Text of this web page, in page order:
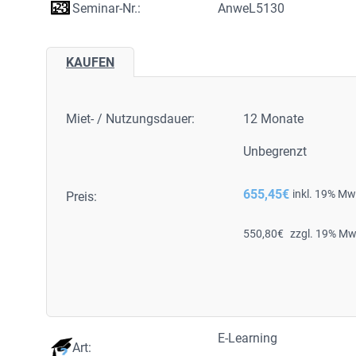
Seminar-Nr.: AnweL5130
KAUFEN
Miet- / Nutzungsdauer: 12 Monate
Unbegrenzt
Preis: 655,45€ inkl. 19%
550,80€ zzgl. 19%
Art:
E-Learning